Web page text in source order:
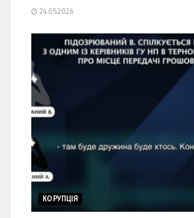
24.05.2026
КОРУПЦІЯ